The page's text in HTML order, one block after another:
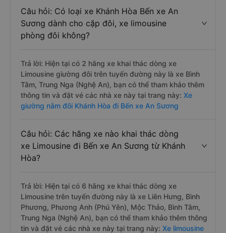
Câu hỏi: Có loại xe Khánh Hòa Bến xe An
Sương dành cho cặp đôi, xe limousine
phòng đôi không?
Trả lời: Hiện tại có 2 hãng xe khai thác dòng xe
Limousine giường đôi trên tuyến đường này là xe Bình
Tâm, Trung Nga (Nghệ An), bạn có thể tham khảo thêm
thông tin và đặt vé các nhà xe này tại trang này: Xe
giường nằm đôi Khánh Hòa đi Bến xe An Sương
Câu hỏi: Các hãng xe nào khai thác dòng
xe Limousine đi Bến xe An Sương từ Khánh
Hòa?
Trả lời: Hiện tại có 6 hãng xe khai thác dòng xe
Limousine trên tuyến đường này là xe Liên Hưng, Bình
Phương, Phương Anh (Phú Yên), Mộc Thảo, Bình Tâm,
Trung Nga (Nghệ An), bạn có thể tham khảo thêm thông
tin và đặt vé các nhà xe này tại trang này: Xe limousine